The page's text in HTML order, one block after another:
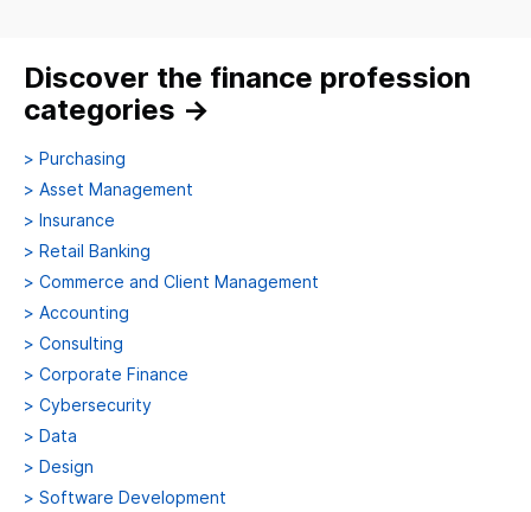
Discover the finance profession
categories →
> Purchasing
> Asset Management
> Insurance
> Retail Banking
> Commerce and Client Management
> Accounting
> Consulting
> Corporate Finance
> Cybersecurity
> Data
> Design
> Software Development